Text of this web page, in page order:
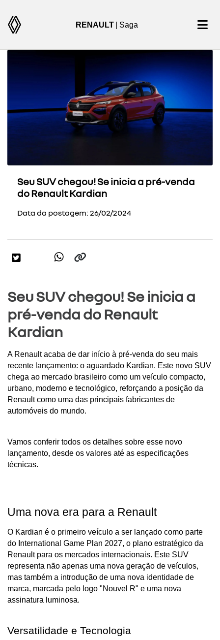
RENAULT | Saga
Seu SUV chegou! Se inicia a pré-venda
do Renault Kardian
Data da postagem: 26/02/2024
Seu SUV chegou! Se inicia a
pré-venda do Renault
Kardian
A Renault acaba de dar início à pré-venda do seu mais
recente lançamento: o aguardado Kardian. Este novo SUV
chega ao mercado brasileiro como um veículo compacto,
urbano, moderno e tecnológico, reforçando a posição da
Renault como uma das principais fabricantes de
automóveis do mundo.
Vamos conferir todos os detalhes sobre esse novo
lançamento, desde os valores até as especificações
técnicas.
Uma nova era para a Renault
O Kardian é o primeiro veículo a ser lançado como parte
do International Game Plan 2027, o plano estratégico da
Renault para os mercados internacionais. Este SUV
representa não apenas uma nova geração de veículos,
mas também a introdução de uma nova identidade de
marca, marcada pelo logo "Nouvel R" e uma nova
assinatura luminosa.
Versatilidade e Tecnologia